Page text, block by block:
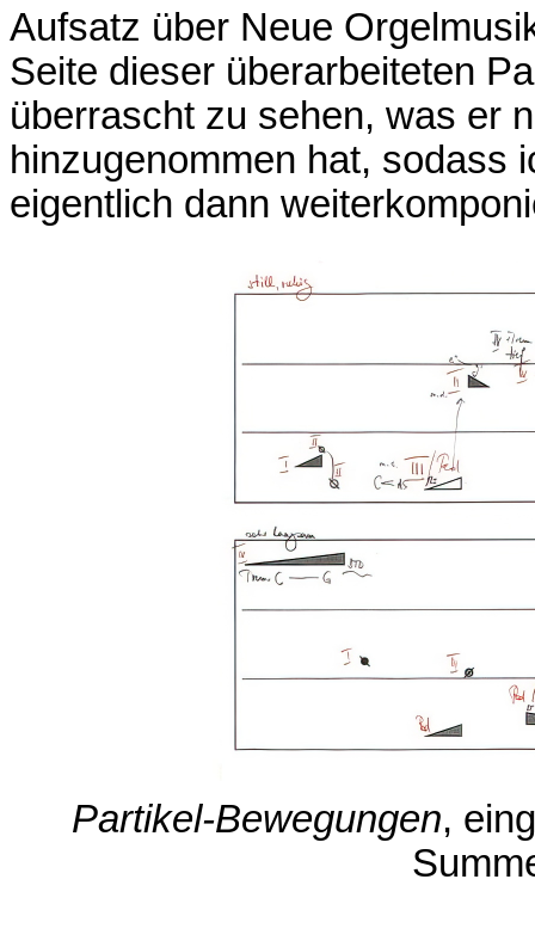
Aufsatz über Neue
Seite dieser überarbeiteten
überrascht zu sehen, was er
hinzugenommen hat, sodass
eigentlich dann
Partikel-Bewegungen,